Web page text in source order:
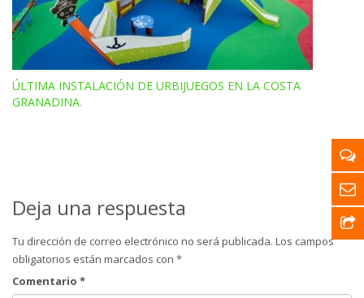
ÚLTIMA INSTALACIÓN DE URBIJUEGOS EN LA COSTA
GRANADINA.
Deja una respuesta
Tu dirección de correo electrónico no será publicada. Los campos
obligatorios están marcados con *
Comentario *